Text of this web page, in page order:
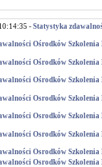
- Statystyka
Ośrodków
Ośrodków Szkolenia
Ośrodków Szkolenia
Osrodków Szkolenia
Osrodków Szkolenia
Osrodków Szkolenia
Osrodków
Osrodków Szkolenia